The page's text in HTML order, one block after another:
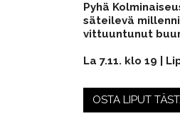
Pyhä
säteilevä
vittuuntunut
La 7.11. klo 19 |
OSTA LIPUT